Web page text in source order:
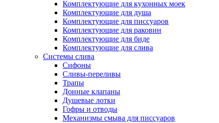
Комплектующие для кухонных моек
Комплектующие для душа
Комплектующие для писсуаров
Комплектующие для раковин
Комплектующие для биде
Комплектующие для слива
Системы слива
Сифоны
Сливы-переливы
Трапы
Донные клапаны
Душевые лотки
Гофры и отводы
Механизмы смыва для писсуаров